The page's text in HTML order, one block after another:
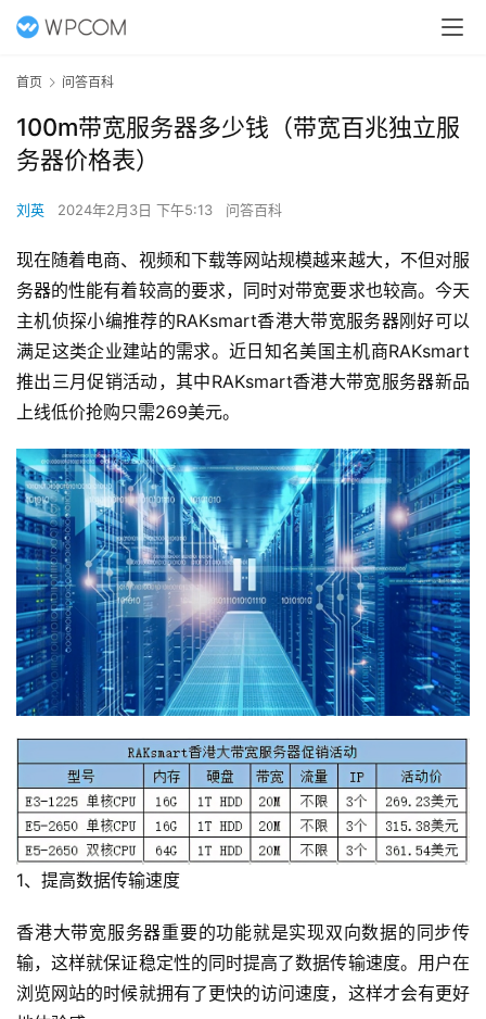
首页 问答百科
100m带宽服务器多少钱（带宽百兆独立服
务器价格表）
刘英 2024年2月3日 下午5:13 问答百科
现在随着电商、视频和下载等网站规模越来越大，不但对服
务器的性能有着较高的要求，同时对带宽要求也较高。今天
主机侦探小编推荐的RAKsmart香港大带宽服务器刚好可以
满足这类企业建站的需求。近日知名美国主机商RAKsmart
推出三月促销活动，其中RAKsmart香港大带宽服务器新品
上线低价抢购只需269美元。
1、提高数据传输速度
香港大带宽服务器重要的功能就是实现双向数据的同步传
输，这样就保证稳定性的同时提高了数据传输速度。用户在
浏览网站的时候就拥有了更快的访问速度，这样才会有更好